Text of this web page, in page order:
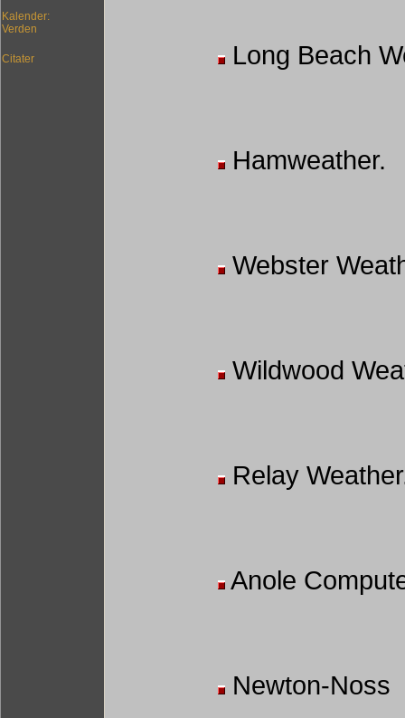
Kalender:
Verden
Citater Long Beach
Hamweather.
Webster
Wildwood
Relay
Anole
Newton-Noss